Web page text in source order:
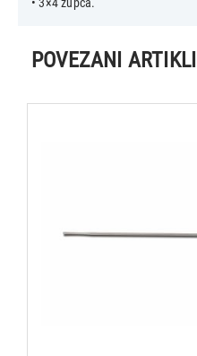
POVEZANI ARTIKLI